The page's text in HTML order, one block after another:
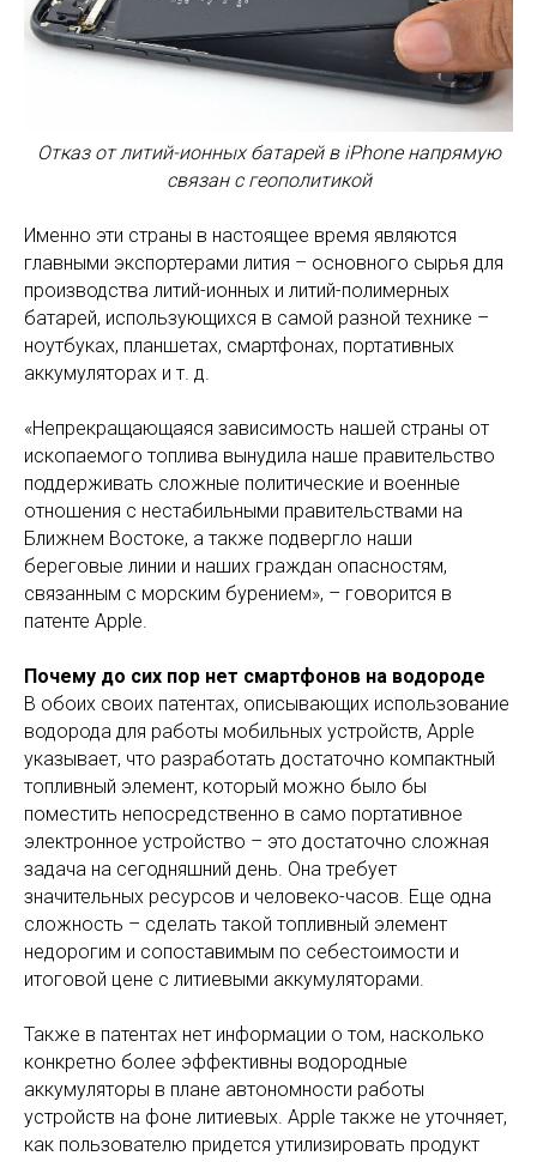
Отказ от литий-ионных батарей в iPhone напрямую
связан с геополитикой
Именно эти страны в настоящее время являются
главными экспортерами лития – основного сырья для
производства литий-ионных и литий-полимерных
батарей, использующихся в самой разной технике –
ноутбуках, планшетах, смартфонах, портативных
аккумуляторах и т. д.
«Непрекращающаяся зависимость нашей страны от
ископаемого топлива вынудила наше правительство
поддерживать сложные политические и военные
отношения с нестабильными правительствами на
Ближнем Востоке, а также подвергло наши
береговые линии и наших граждан опасностям,
связанным с морским бурением», – говорится в
патенте Apple.
Почему до сих пор нет смартфонов на водороде
В обоих своих патентах, описывающих использование
водорода для работы мобильных устройств, Apple
указывает, что разработать достаточно компактный
топливный элемент, который можно было бы
поместить непосредственно в само портативное
электронное устройство – это достаточно сложная
задача на сегодняшний день. Она требует
значительных ресурсов и человеко-часов. Еще одна
сложность – сделать такой топливный элемент
недорогим и сопоставимым по себестоимости и
итоговой цене с литиевыми аккумуляторами.
Также в патентах нет информации о том, насколько
конкретно более эффективны водородные
аккумуляторы в плане автономности работы
устройств на фоне литиевых. Apple также не уточняет,
как пользователю придется утилизировать продукт